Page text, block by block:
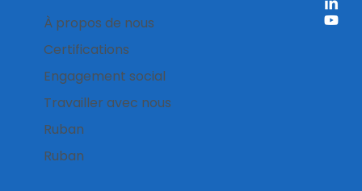
À propos de nous
Certifications
Engagement social
Travailler avec nous
Ruban
Ruban